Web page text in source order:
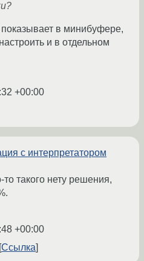
в минибуфере,
и в отдельном
+00:00
с интерпретатором
такого нету решения,
+00:00
Ссылка